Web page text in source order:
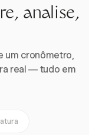
analise,
um cronômetro,
real — tudo em